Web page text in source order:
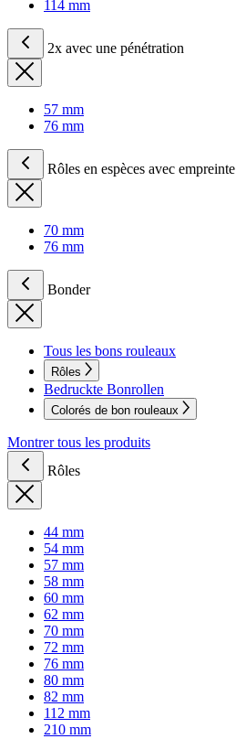
114 mm
2x avec une pénétration
57 mm
76 mm
Rôles en espèces avec empreinte
70 mm
76 mm
Bonder
Tous les bons rouleaux
Rôles
Bedruckte Bonrollen
Colorés de bon rouleaux
Montrer tous les produits
Rôles
44 mm
54 mm
57 mm
58 mm
60 mm
62 mm
70 mm
72 mm
76 mm
80 mm
82 mm
112 mm
210 mm